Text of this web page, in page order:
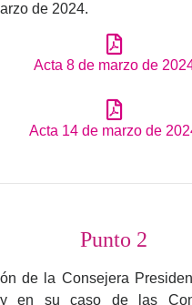
de 2024.
Acta 8 de marzo de
Acta 14 de marzo de
Punto 2
de la Consejera
y en su caso de las